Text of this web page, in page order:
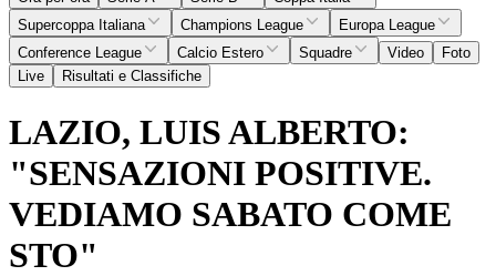
Supercoppa Italiana
Champions League
Europa League
Conference League
Calcio Estero Squadre Video
Foto
Live
Risultati e Classifiche
LAZIO, LUIS ALBERTO:
"SENSAZIONI POSITIVE.
VEDIAMO SABATO COME
STO"